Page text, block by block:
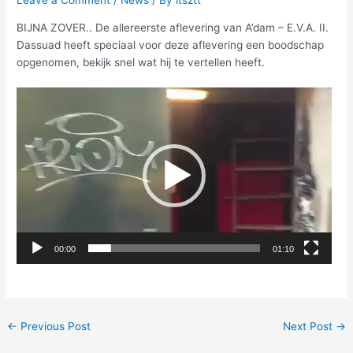
BIJNA ZOVER.. De allereerste aflevering van A’dam – E.V.A. II.
Dassuad heeft speciaal voor deze aflevering een boodschap
opgenomen, bekijk snel wat hij te vertellen heeft.
00:00 01:10
← Previous Post Next Post →